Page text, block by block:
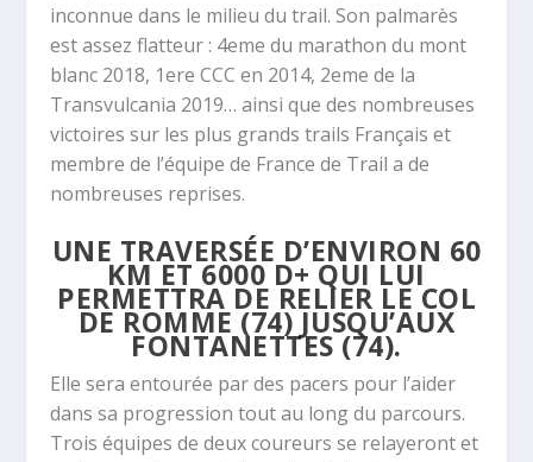
inconnue dans le milieu du trail. Son palmarès
est assez flatteur : 4eme du marathon du mont
blanc 2018, 1ere CCC en 2014, 2eme de la
Transvulcania 2019… ainsi que des nombreuses
victoires sur les plus grands trails Français et
membre de l’équipe de France de Trail a de
nombreuses reprises.
UNE TRAVERSÉE D’ENVIRON 60
KM ET 6000 D+ QUI LUI
PERMETTRA DE RELIER LE COL
DE ROMME (74) JUSQU’AUX
FONTANETTES (74).
Elle sera entourée par des pacers pour l’aider
dans sa progression tout au long du parcours.
Trois équipes de deux coureurs se relayeront et